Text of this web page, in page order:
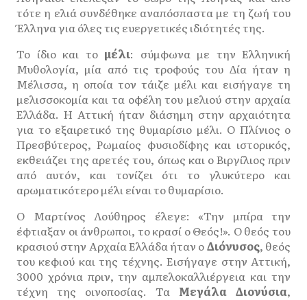
τότε η ελιά συνδέθηκε αναπόσπαστα με τη ζωή του
Έλληνα για όλες τις ευεργετικές ιδιότητές της.
Το ίδιο και το μέλι: σύμφωνα με την Ελληνική
Μυθολογία, μία από τις τροφούς του Δία ήταν η
Μέλισσα, η οποία τον τάιζε μέλι και εισήγαγε τη
μελισσοκομία και τα οφέλη του μελιού στην αρχαία
Ελλάδα. Η Αττική ήταν διάσημη στην αρχαιότητα
για το εξαιρετικό της θυμαρίσιο μέλι. Ο Πλίνιος ο
Πρεσβύτερος, Ρωμαίος φυσιοδίφης και ιστορικός,
εκθειάζει της αρετές του, όπως και ο Βιργίλιος πριν
από αυτόν, και τονίζει ότι το γλυκύτερο και
αρωματικότερο μέλι είναι το θυμαρίσιο.
Ο Μαρτίνος Λούθηρος έλεγε: «Την μπίρα την
έφτιαξαν οι άνθρωποι, το κρασί ο Θεός!». Ο θεός του
κρασιού στην Αρχαία Ελλάδα ήταν οΔιόνυσος, θεός
του κεφιού και της τέχνης. Εισήγαγε στην Αττική,
3000 χρόνια πριν, την αμπελοκαλλιέργεια και την
τέχνη της οινοποσίας. Τα Μεγάλα Διονύσια,